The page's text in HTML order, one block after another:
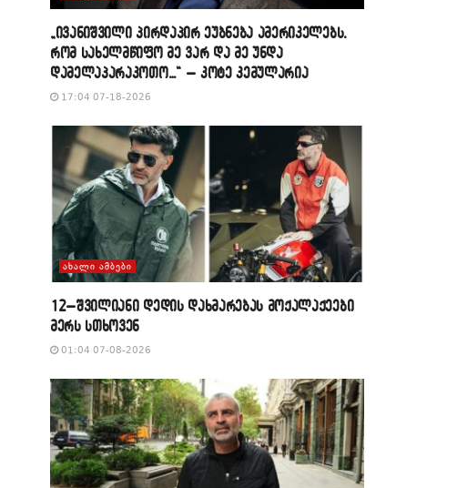
„ივანიშვილი პირდაპირ ეუბნება ამერიკელებს,
რომ სახელმწიფო მე ვარ და მე უნდა
დამელაპარაკოთო…“ – კოტე კემულარია
17:04 07-18-2026
ᲐᲮᲐᲚᲘ ᲐᲛᲑᲔᲑᲘ
12–შვილიანი დედის დახმარებას მოქალაქეები
მერს სთხოვენ
01:04 07-08-2026